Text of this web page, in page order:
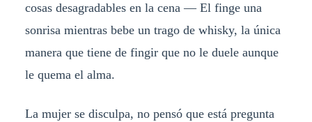
cosas desagradables en la cena — El finge una
sonrisa mientras bebe un trago de whisky, la única
manera que tiene de fingir que no le duele aunque
le quema el alma.
La mujer se disculpa, no pensó que está pregunta